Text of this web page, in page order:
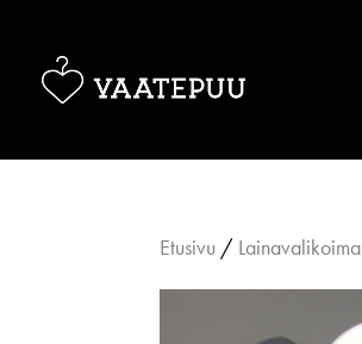
Etusivu / Lainavalikoima